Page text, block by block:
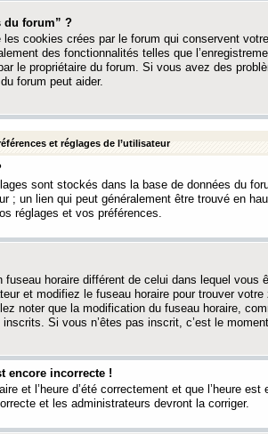
du forum” ?
les cookies crées par le forum qui conservent
des fonctionnalités telles que
le propriétaire du forum. Si vous avez des
forum peut aider.
et réglages de l’utilisateur
sont stockés dans la base de données du
; un lien qui peut généralement être trouvé en
réglages et vos préférences.
fuseau horaire différent de celui dans lequel vous
et modifiez le fuseau horaire pour trouver
noter que la modification du fuseau horaire,
Si vous n’êtes pas inscrit, c’est le
encore incorrecte !
et l’heure d’été correctement et que l’heure est
et les administrateurs devront la corriger.